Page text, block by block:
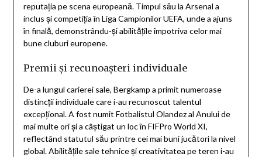
reputația pe scena europeană. Timpul său la Arsenal a
inclus și competiția în Liga Campionilor UEFA, unde a ajuns
în finală, demonstrându-și abilitățile împotriva celor mai
bune cluburi europene.
Premii și recunoașteri individuale
De-a lungul carierei sale, Bergkamp a primit numeroase
distincții individuale care i-au recunoscut talentul
excepțional. A fost numit Fotbalistul Olandez al Anului de
mai multe ori și a câștigat un loc în FIFPro World XI,
reflectând statutul său printre cei mai buni jucători la nivel
global. Abilitățile sale tehnice și creativitatea pe teren i-au